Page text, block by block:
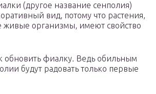
(другое название сенполия)
вид, потому что растения,
живые организмы, имеют свойство
обновить фиалку. Ведь обильным
будут радовать только первые